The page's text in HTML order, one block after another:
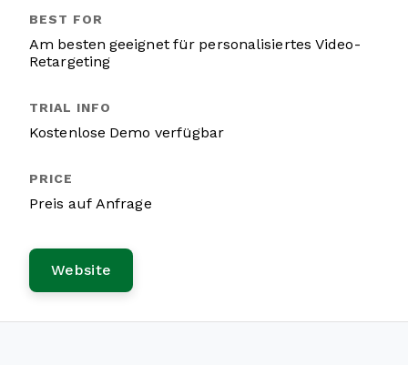
Am besten geeignet für personalisiertes Video-
Retargeting
Kostenlose Demo verfügbar
Preis auf Anfrage
Website